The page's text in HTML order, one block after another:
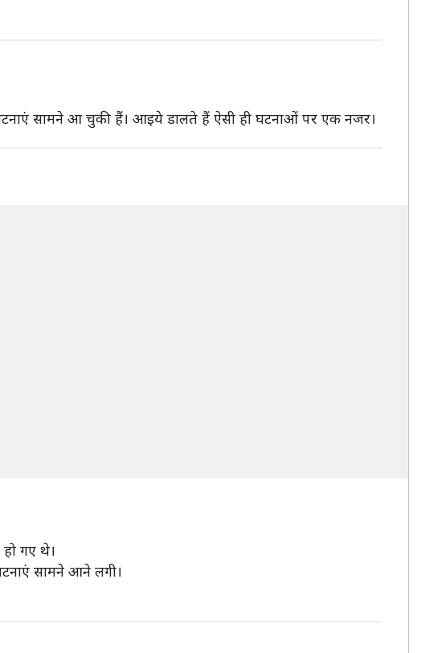
सामने आ चुकी हैं। आइये डालते हैं ऐसी ही घटनाओं पर एक नजर।
गए थे।
सामने आने लगी।